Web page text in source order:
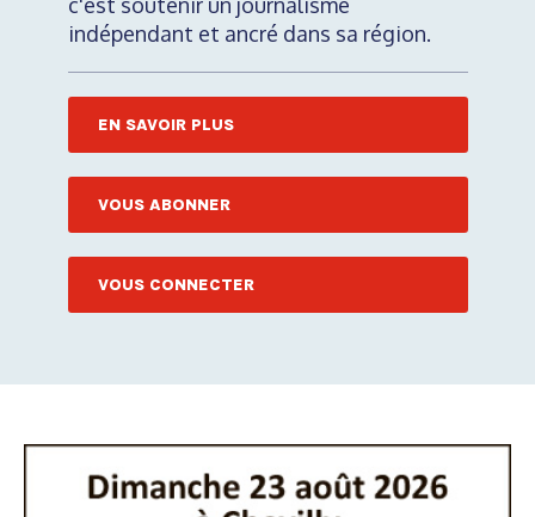
indépendant et ancré dans sa région.
EN SAVOIR PLUS
VOUS ABONNER
VOUS CONNECTER